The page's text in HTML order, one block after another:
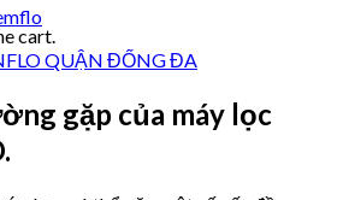
cart.
QUẬN ĐỐNG ĐA
gặp của máy lọc